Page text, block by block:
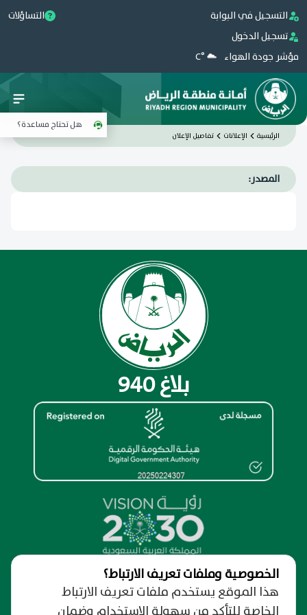
التسجيل في البوابة
تسجيل الدخول
مؤشر جودة الهواء
°C
التساؤلات
الرئيسية الإعلانات تفاصيل الإعلان
المصدر:
بلاغ 940
نظرة عامة
الخصوصية وملفات تعريف الارتباط؟
هذا الموقع يستخدم ملفات تعريف الارتباط
هل تحتاج مساعدة؟